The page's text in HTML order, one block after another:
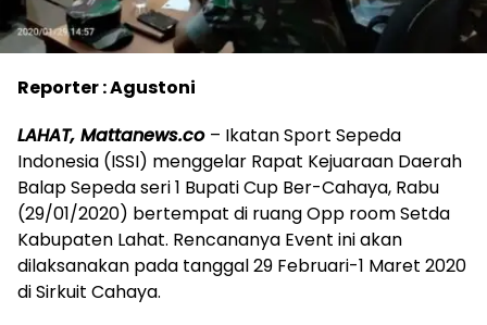
Reporter : Agustoni
LAHAT, Mattanews.co – Ikatan Sport Sepeda
Indonesia (ISSI) menggelar Rapat Kejuaraan Daerah
Balap Sepeda seri 1 Bupati Cup Ber-Cahaya, Rabu
(29/01/2020) bertempat di ruang Opp room Setda
Kabupaten Lahat. Rencananya Event ini akan
dilaksanakan pada tanggal 29 Februari-1 Maret 2020
di Sirkuit Cahaya.